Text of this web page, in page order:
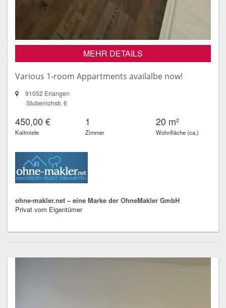
MEHR DETAILS
Various 1-room Appartments availalbe now!
91052 Erlangen
Stubenlohstr. 6
450,00 €
Kaltmiete
1
Zimmer
20 m²
Wohnfläche (ca.)
ohne-makler.net – eine Marke der OhneMakler GmbH
Privat vom Eigentümer